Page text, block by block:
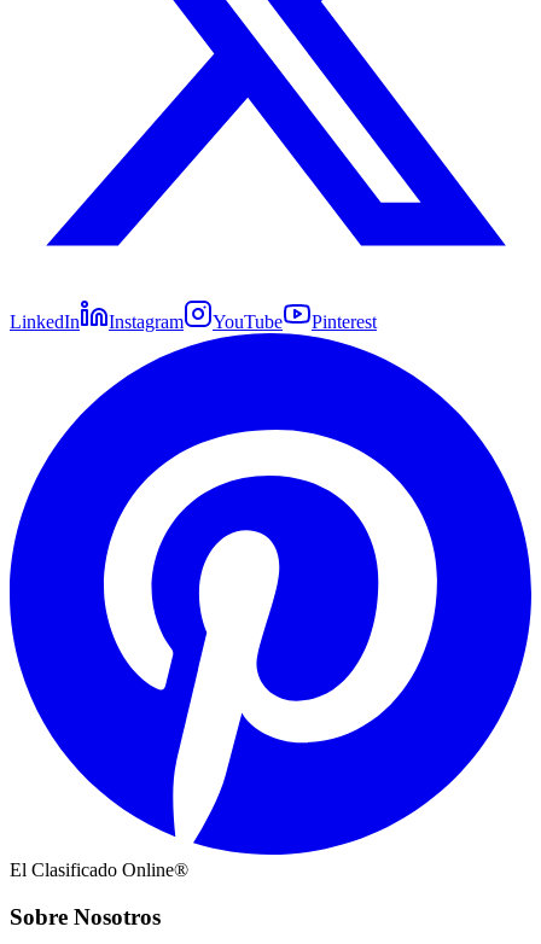
LinkedIn Instagram YouTube Pinterest
El Clasificado Online®
Sobre Nosotros